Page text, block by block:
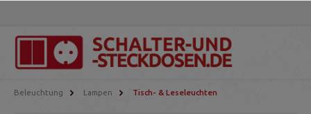
Beleuchtung Lampen Tisch- & Leseleuchten